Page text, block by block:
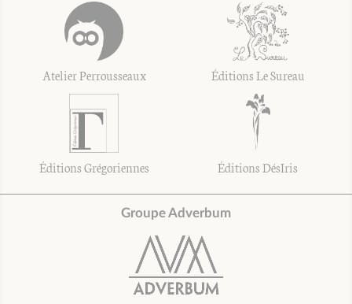
Atelier Perrousseaux Éditions Le Sureau
Éditions Grégoriennes Éditions DésIris
Groupe Adverbum